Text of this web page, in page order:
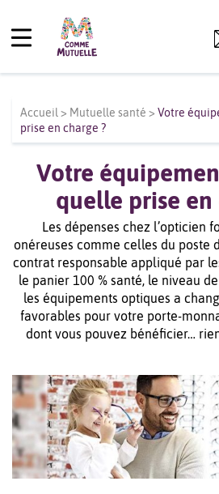
Accueil > Mutuelle santé > Votre
prise en charge ?
Votre
quelle prise en
Les dépenses chez l’opticien
onéreuses comme celles du poste
contrat responsable appliqué par
le panier 100 % santé, le niveau
les équipements optiques a
favorables pour votre porte-
dont vous pouvez bénéficier…